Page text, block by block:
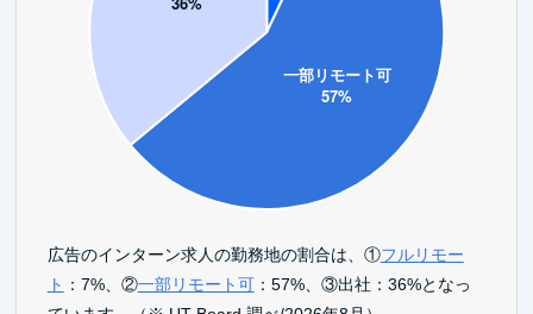
広告のインターン求人の勤務地の割合は、①フルリモー
ト ：7%、②一部リモート可：57%、③出社：36%となっ